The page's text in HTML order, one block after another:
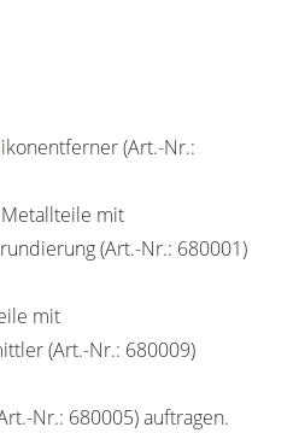
(Art.-Nr.:
mit
(Art.-Nr.: 680001)
mit
(Art.-Nr.: 680009)
Nr.: 680005) auftragen.